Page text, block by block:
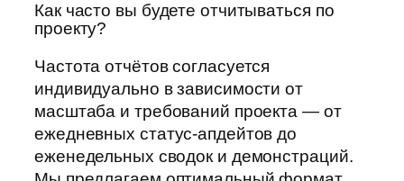
Как часто вы будете отчитываться по
проекту?
Частота отчётов согласуется
индивидуально в зависимости от
масштаба и требований проекта — от
ежедневных статус-апдейтов до
еженедельных сводок и демонстраций.